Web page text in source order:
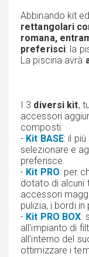
Abbinando kit
rettangolari
romana,
preferisci: la
La piscina avrà
I 3 diversi kit,
accessori
composti:
- Kit BASE: il
selezionare e
preferisce.
- Kit PRO: per
dotato di alcuni
accessori
pulizia, i bordi
- Kit PRO BOX:
all'impianto di
all'interno del
ottimizzare i